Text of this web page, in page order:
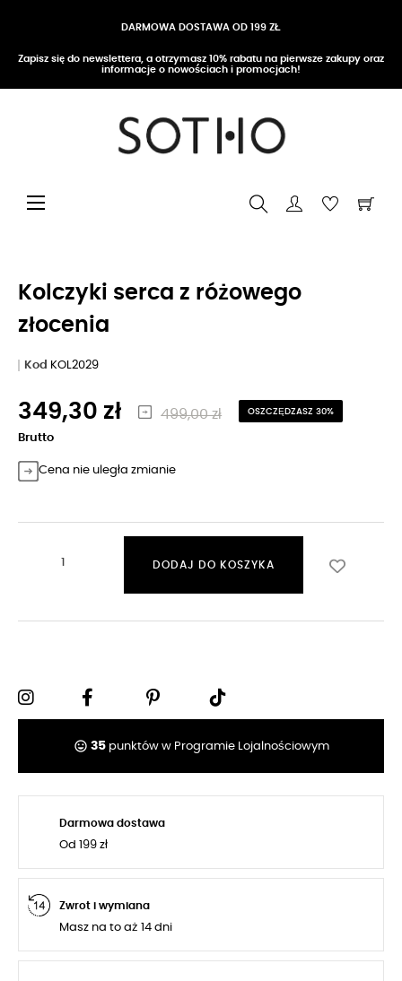
DARMOWA DOSTAWA OD 199 ZŁ
Zapisz się do newslettera, a otrzymasz 10% rabatu na pierwsze zakupy oraz
informacje o nowościach i promocjach!
Przełącz nawigację
☰
Kolczyki serca z różowego
złocenia
Kod KOL2029
349,30 zł 499,00 zł OSZCZĘDZASZ 30%
Brutto
Cena nie uległa zmianie
DODAJ DO KOSZYKA
tag_faces 35punktów w Programie Lojalnościowym
Darmowa dostawa
Od 199 zł
Zwrot i wymiana
Masz na to aż 14 dni